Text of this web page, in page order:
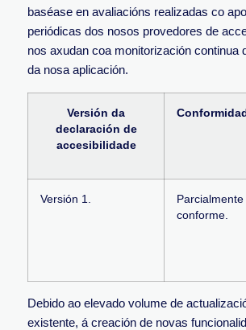
baséase en avaliacións realizadas co
periódicas dos nosos provedores de
nos axudan coa monitorización continua
da nosa aplicación.
Versión da
declaración de
accesibilidade
Versión 1.
Parcialmente
conforme.
Debido ao elevado volume de
existente, á creación de novas